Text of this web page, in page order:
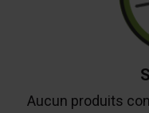
Aucun produits